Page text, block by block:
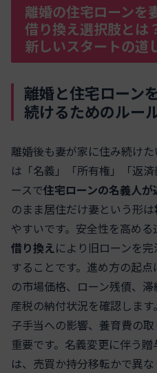
離婚の住宅ローンを
借り換え選択肢とは
新しいスタートの道
離婚と住宅ローン
続けるためのルー
離婚後も妻が家に住み続け
は「名義」「所有権」「返
ースで住宅ローンの名義人が
のまま居住だけ妻という形は
やすいです。安全性を高め
借り換え により旧ローンを
することです。進め方の起
の市場価格、ローン残債、
産税の納付状況を確認しま
子手当への影響、養育費の
重要です。名義変更に伴う
は、売買か持分移転かで異な